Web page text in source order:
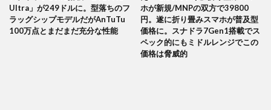
Ultra」が249ドルに。型落ちのフ
ラッグシップモデルだがAnTuTu
100万点とまだまだ充分な性能
ホが新規/MNPの双方で39800
円。遂に折り畳みスマホが普及型
価格に。スナドラ7Gen1搭載でス
ペック的にもミドルレンジでこの
価格は脅威的